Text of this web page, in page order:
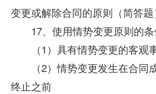
变更或解除合同的原则（简答题
17、使用情势变更原则的条
（1）具有情势变更的客观
（2）情势变更发生在合同
终止之前